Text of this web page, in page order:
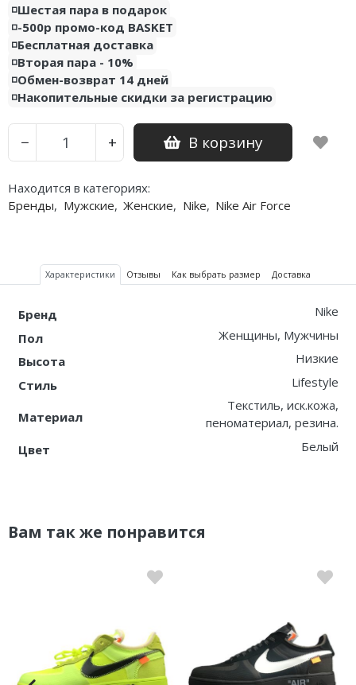
◽️Шестая пара в подарок
◽️-500р промо-код BASKET
◽️Бесплатная доставка
◽️Вторая пара - 10%
◽️Обмен-возврат 14 дней
◽️Накопительные скидки за регистрацию
− + В корзину
Находится в категориях:
Бренды, Мужские, Женские, Nike, Nike Air Force
Характеристики Отзывы Как выбрать размер Доставка
Бренд
Nike
Пол
Женщины, Мужчины
Высота
Низкие
Стиль
Lifestyle
Материал
Текстиль, иск.кожа,
пеноматериал, резина.
Цвет
Белый
Вам так же понравится